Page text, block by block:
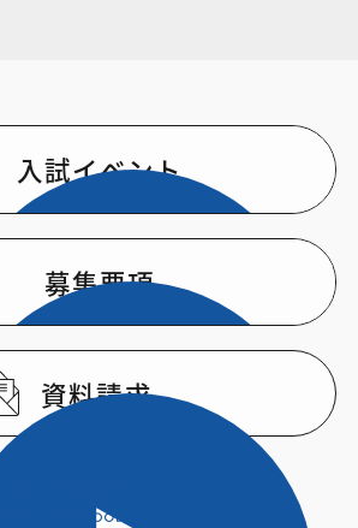
入試イベント
募集要項
資料請求